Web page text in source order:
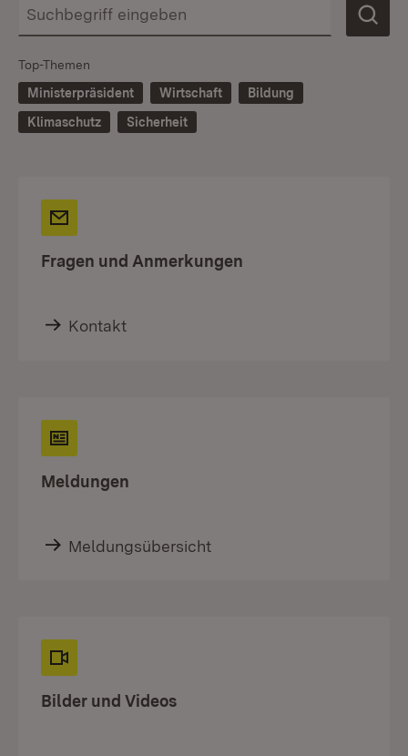
Top-Themen
Ministerpräsident
Wirtschaft
Bildung
Klimaschutz
Sicherheit
Fragen und Anmerkungen
Kontakt
Meldungen
Meldungsübersicht
Bilder und Videos